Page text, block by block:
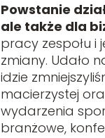
Powstanie
ale także dla
pracy zespołu
zmiany. Udało
idzie
macierzystej
wydarzenia
branżowe,